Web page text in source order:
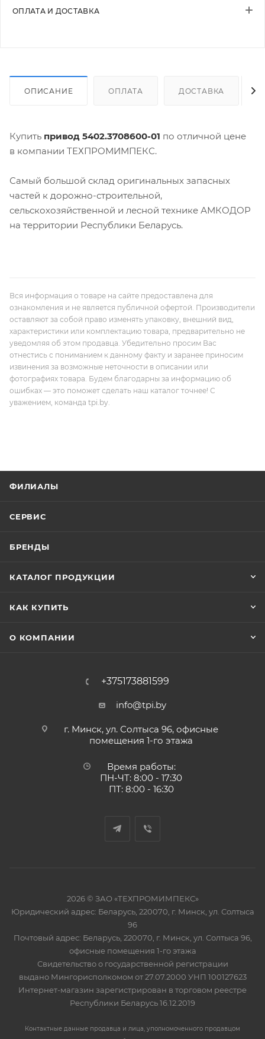
ОПЛАТА И ДОСТАВКА
ОПИСАНИЕ ОПЛАТА ДОСТАВКА
Купить привод 5402.3708600-01 по отличной цене
в компании ТЕХПРОМИМПЕКС.
Самый большой склад оригинальных запасных
частей к дорожно-строительной,
сельскохозяйственной и лесной технике АМКОДОР
на территории Республики Беларусь.
Вся информация о товаре на сайте предоставлена для
ознакомления и не является публичной офертой. Производители
оставляют за собой право изменять упаковку, внешний вид,
характеристики или комплектацию товара, предварительно не
уведомляя об этом продавца. Убедительно просим Вас
отнестись с пониманием к данному факту и заранее приносим
извинения за возможные неточности в описании или
фотографиях товара. Будем благодарны за информацию об
ошибках — это поможет сделать наш каталог точнее! С
уважением, команда tpi.by.
ФИЛИАЛЫ
СЕРВИС
БРЕНДЫ
КАТАЛОГ ПРОДУКЦИИ
КАК КУПИТЬ
О КОМПАНИИ
+375173881599
info@tpi.by
г. Минск, ул. Солтыса 96, офисные
помещения 1-го этажа
Время работы:
ПН-ЧТ: 8:00 - 17:30
ПТ: 8:00 - 16:30
2026 © ЗАО «ТЕХПРОМИМПЕКС»
Юридический адрес: Беларусь, 220070, г. Минск, ул. Солтыса
96
Почтовый адрес: Беларусь, 220070, г. Минск, ул. Солтыса 96,
офисные помещения 1-го этажа
Свидетельство о государственной регистрации
выдано Мингорисполкомом от 27.07.2000 УНП 100127623
Интернет-магазин зарегистрирован в торговом реестре
Республики Беларусь 16.12.2019
Контактные данные продавца и лица, уполномоченного продавцом